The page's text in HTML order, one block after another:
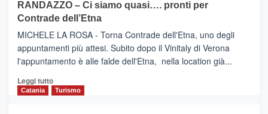
IL
NUOVO
SUMMER
CLUB
VIAGRANDE
(Ct)
–
Benanti
presenta
“Vino
&
Cultura
RANDAZZO – Ci siamo quasi…. pronti per
Contrade dell’Etna
MICHELE LA ROSA - Torna Contrade dell'Etna, uno degli
appuntamenti più attesi. Subito dopo il Vinitaly di Verona
l'appuntamento è alle falde dell'Etna, nella location già...
Leggi tuttoLeggi
di
Catania Turismo